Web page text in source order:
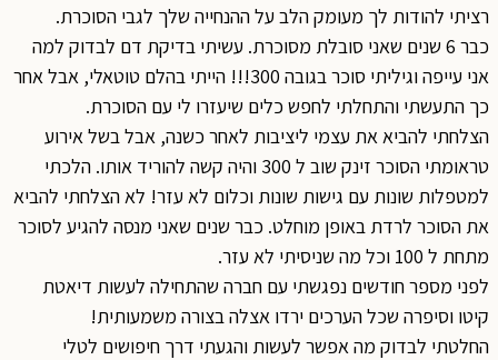
רציתי להודות לך מעומק הלב על ההנחייה שלך לגבי הסוכרת.
כבר 6 שנים שאני סובלת מסוכרת. עשיתי בדיקת דם לבדוק למה
אני עייפה וגיליתי סוכר בגובה 300!!! הייתי בהלם טוטאלי, אבל אחר
כך התעשתי והתחלתי לחפש כלים שיעזרו לי עם הסוכרת.
הצלחתי להביא את עצמי ליציבות לאחר כשנה, אבל בשל אירוע
טראומתי הסוכר זינק שוב ל 300 והיה קשה להוריד אותו. הלכתי
למטפלות שונות עם גישות שונות וכלום לא עזר! לא הצלחתי להביא
את הסוכר לרדת באופן מוחלט. כבר שנים שאני מנסה להגיע לסוכר
מתחת ל 100 וכל מה שניסיתי לא עזר.
לפני מספר חודשים נפגשתי עם חברה שהתחילה לעשות דיאטת
קיטו וסיפרה שכל הערכים ירדו אצלה בצורה משמעותית!
החלטתי לבדוק מה אפשר לעשות והגעתי דרך חיפושים לטלי